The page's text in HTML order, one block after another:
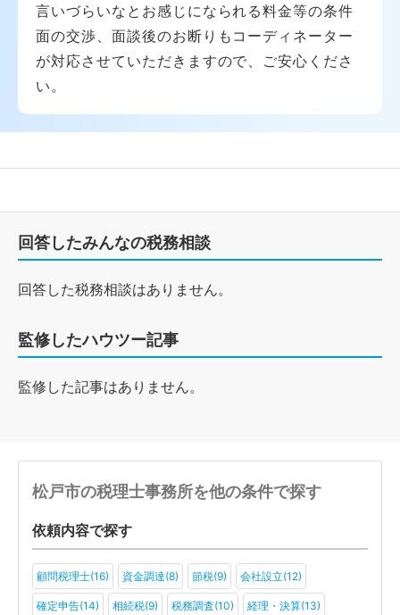
言いづらいなとお感じになられる料金等の条件
面の交渉、面談後のお断りもコーディネーター
が対応させていただきますので、ご安心くださ
い。
回答したみんなの税務相談
回答した税務相談はありません。
監修したハウツー記事
監修した記事はありません。
松戸市の税理士事務所を他の条件で探す
依頼内容で探す
顧問税理士(16) 資金調達(8) 節税(9) 会社設立(12)
確定申告(14) 相続税(9) 税務調査(10) 経理・決算(13)